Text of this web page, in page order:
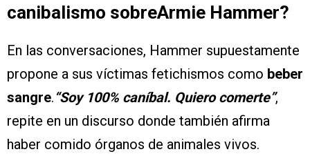
canibalismo sobreArmie Hammer?
En las conversaciones, Hammer supuestamente
propone a sus víctimas fetichismos como beber
sangre.“Soy 100% caníbal. Quiero comerte”,
repite en un discurso donde también afirma
haber comido órganos de animales vivos.